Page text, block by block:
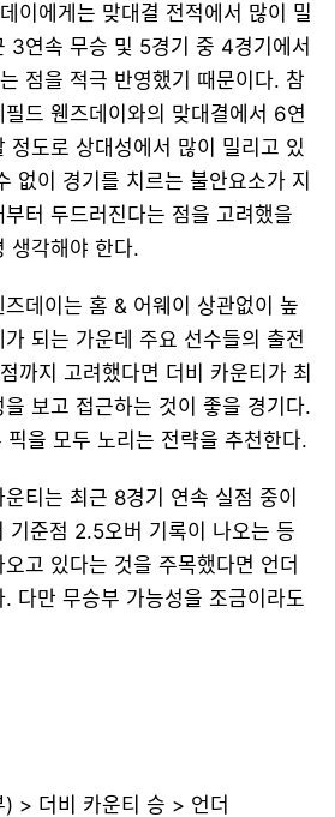
이에게는 맞대결 전적에서 많이 밀
3연속 무승 및 5경기 중 4경기에서
점을 적극 반영했기 때문이다. 참
드 웬즈데이와의 맞대결에서 6연
정도로 상대성에서 많이 밀리고 있
없이 경기를 치르는 불안요소가 지
터 두드러진다는 점을 고려했을
생각해야 한다.
데이는 홈 & 어웨이 상관없이 높
되는 가운데 주요 선수들의 출전
까지 고려했다면 더비 카운티가 최
보고 접근하는 것이 좋을 경기다.
을 모두 노리는 전략을 추천한다.
티는 최근 8경기 연속 실점 중이
기준점 2.5오버 기록이 나오는 등
고 있다는 것을 주목했다면 언더
다만 무승부 가능성을 조금이라도
> 더비 카운티 승 > 언더